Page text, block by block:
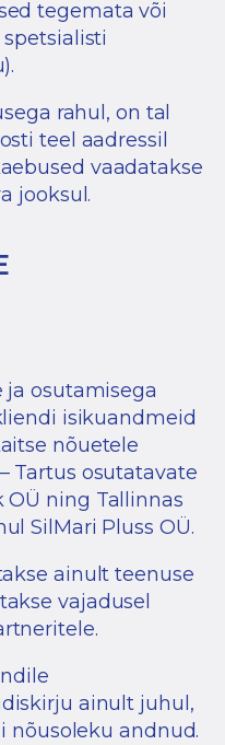
tegemata või
rahul, on tal
teel aadressil
vaadatakse
jooksul.
ja osutamisega
isikuandmeid
nõuetele
Tartus osutatavate
ning Tallinnas
SilMari Pluss OÜ.
ainult teenuse
vajadusel
ainult juhul,
nõusoleku andnud.